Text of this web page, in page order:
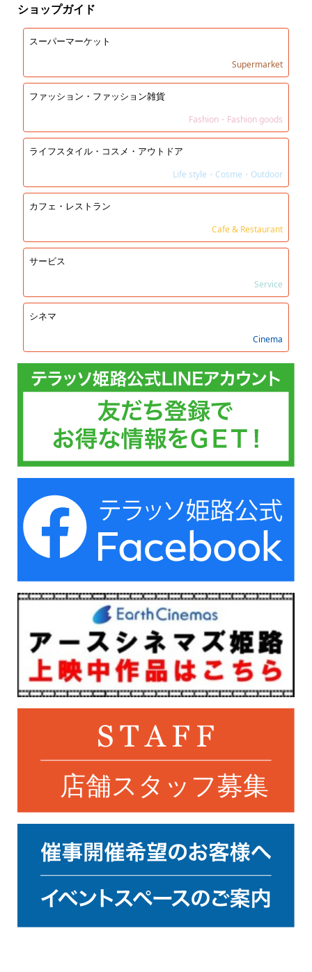
ショップガイド
スーパーマーケット
Supermarket
ファッション・ファッション雑貨
Fashion・Fashion goods
ライフスタイル・コスメ・アウトドア
Life style・Cosme・Outdoor
カフェ・レストラン
Cafe & Restaurant
サービス
Service
シネマ
Cinema